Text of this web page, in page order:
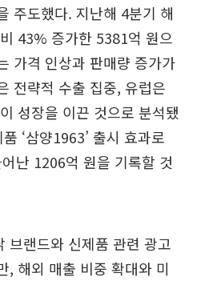
주도했다. 지난해 4분기 해
43% 증가한 5381억 원으
가격 인상과 판매량 증가가
전략적 수출 집중, 유럽은
성장을 이끈 것으로 분석됐
‘삼양1963’ 출시 효과로
난 1206억 원을 기록할 것
브랜드와 신제품 관련 광고
, 해외 매출 비중 확대와 미